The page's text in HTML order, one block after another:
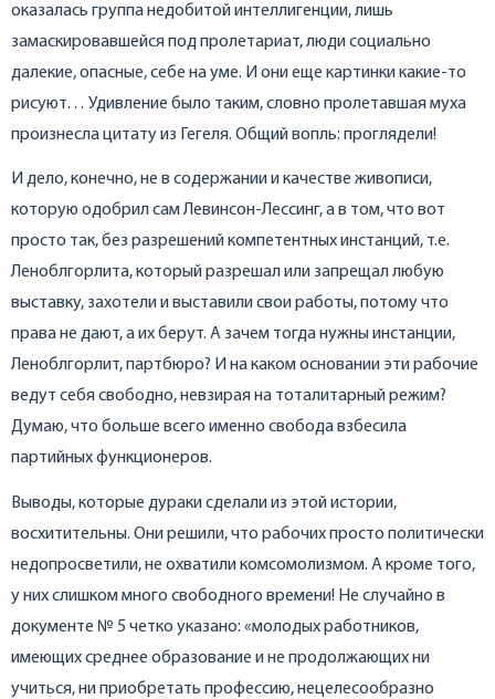
оказалась группа недобитой интеллигенции, лишь
замаскировавшейся под пролетариат, люди социально
далекие, опасные, себе на уме. И они еще картинки какие-то
рисуют… Удивление было таким, словно пролетавшая муха
произнесла цитату из Гегеля. Общий вопль: проглядели!
И дело, конечно, не в содержании и качестве живописи,
которую одобрил сам Левинсон-Лессинг, а в том, что вот
просто так, без разрешений компетентных инстанций, т.е.
Леноблгорлита, который разрешал или запрещал любую
выставку, захотели и выставили свои работы, потому что
права не дают, а их берут. А зачем тогда нужны инстанции,
Леноблгорлит, партбюро? И на каком основании эти рабочие
ведут себя свободно, невзирая на тоталитарный режим?
Думаю, что больше всего именно свобода взбесила
партийных функционеров.
Выводы, которые дураки сделали из этой истории,
восхитительны. Они решили, что рабочих просто политически
недопросветили, не охватили комсомолизмом. А кроме того,
у них слишком много свободного времени! Не случайно в
документе № 5 четко указано: «молодых работников,
имеющих среднее образование и не продолжающих ни
учиться, ни приобретать профессию, нецелесообразно